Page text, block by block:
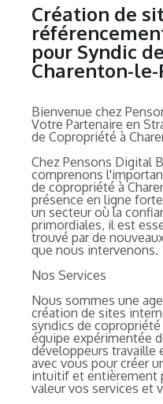
Création de
pour Syndic
Charenton-
Bienvenue chez
Votre Partenaire en
de Copropriété à
Chez Pensons Digital
comprenons
de copropriété à
présence en ligne
un secteur où la
primordiales, il est
trouvé par de
que nous intervenons.
Nos Services
Nous sommes une
création de sites
syndics de
équipe expérimentée
développeurs
avec vous pour créer
intuitif et entièrement
valeur vos services et